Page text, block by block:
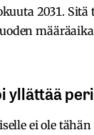
2031. Sitä
yllättää
ei ole